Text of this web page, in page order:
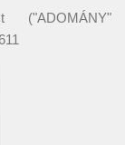
("ADOMÁNY"